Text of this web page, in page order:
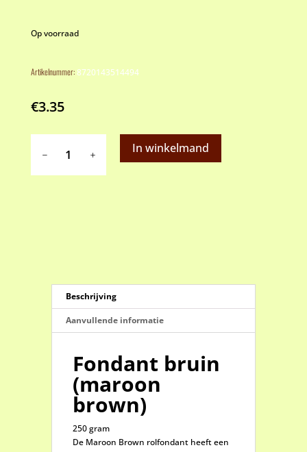
Op voorraad
Artikelnummer:8720143514494
€3.35
bruin
In winkelmand
Beschrijving
Aanvullende informatie
Fondant bruin
(maroon
brown)
250 gram
De Maroon Brown rolfondant heeft een